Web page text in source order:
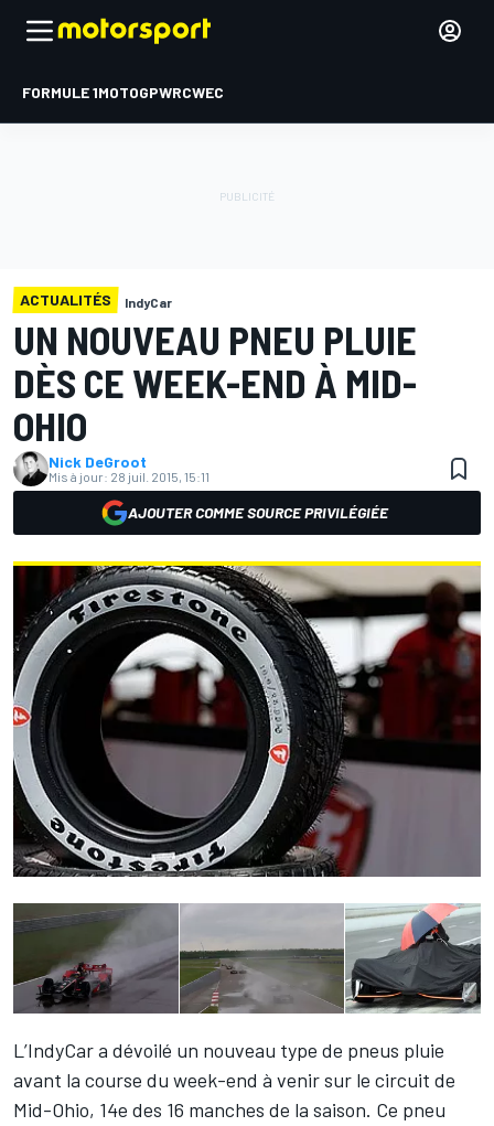
FORMULE 1MOTOGPWRCWEC
ACTUALITÉS IndyCar
UN NOUVEAU PNEU PLUIE
DÈS CE WEEK-END À MID-
OHIO
Nick DeGroot
Mis à jour: 28 juil. 2015, 15:11
AJOUTER COMME SOURCE PRIVILÉGIÉE
L’IndyCar a dévoilé un nouveau type de pneus pluie
avant la course du week-end à venir sur le circuit de
Mid-Ohio, 14e des 16 manches de la saison. Ce pneu